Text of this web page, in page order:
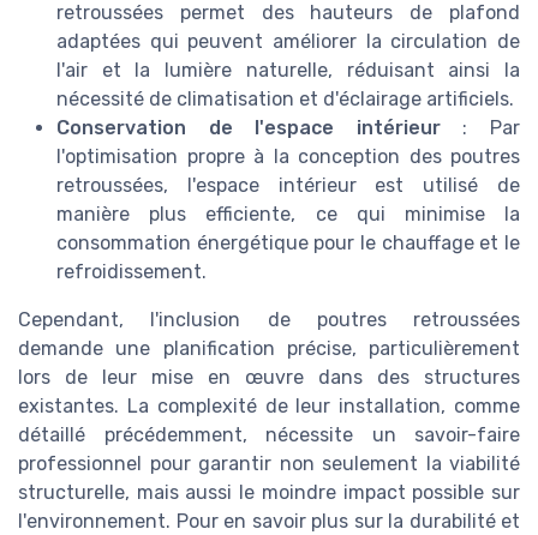
retroussées permet des hauteurs de plafond
adaptées qui peuvent améliorer la circulation de
l'air et la lumière naturelle, réduisant ainsi la
nécessité de climatisation et d'éclairage artificiels.
Conservation de l'espace intérieur: Par
l'optimisation propre à la conception des poutres
retroussées, l'espace intérieur est utilisé de
manière plus efficiente, ce qui minimise la
consommation énergétique pour le chauffage et le
refroidissement.
Cependant, l'inclusion de poutres retroussées
demande une planification précise, particulièrement
lors de leur mise en œuvre dans des structures
existantes. La complexité de leur installation, comme
détaillé précédemment, nécessite un savoir-faire
professionnel pour garantir non seulement la viabilité
structurelle, mais aussi le moindre impact possible sur
l'environnement. Pour en savoir plus sur la durabilité et